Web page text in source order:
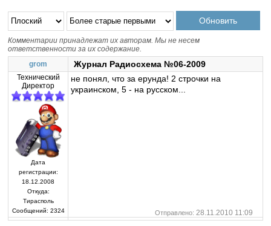
Комментарии принадлежат их авторам. Мы не несем
ответственности за их содержание.
grom
Журнал Радиосхема №06-2009
Технический
Директор
Дата
регистрации:
18.12.2008
Откуда:
Тирасполь
Сообщений: 2324
не понял, что за ерунда! 2 строчки на
украинском, 5 - на русском...
Отправлено: 28.11.2010 11:09